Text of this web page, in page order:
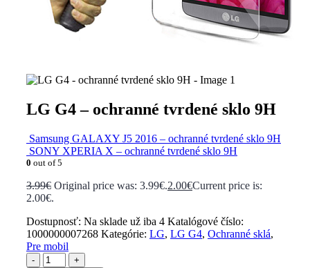
LG G4 – ochranné tvrdené sklo 9H
Samsung GALAXY J5 2016 – ochranné tvrdené sklo 9H
SONY XPERIA X – ochranné tvrdené sklo 9H
0 out of 5
3.99€ Original price was: 3.99€.2.00€Current price is:
2.00€.
Dostupnosť: Na sklade už iba 4 Katalógové číslo:
1000000007268 Kategórie: LG, LG G4, Ochranné sklá,
Pre mobil
-
+